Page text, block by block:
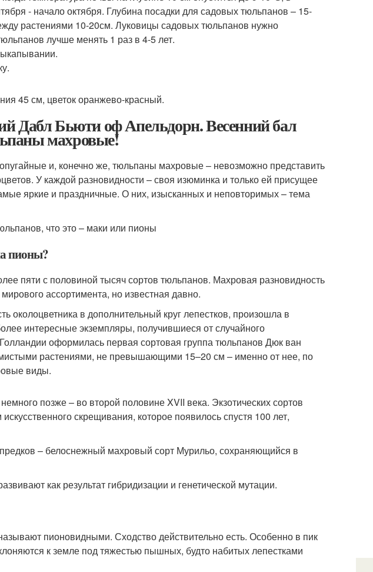
- начало октября. Глубина посадки для садовых тюльпанов – 15-
растениями 10-20см. Луковицы садовых тюльпанов нужно
лучше менять 1 раз в 4-5 лет.
45 см, цветок оранжево-красный.
Дабл Бьюти оф Апельдорн. Весенний бал
махровые!
и, конечно же, тюльпаны махровые – невозможно представить
У каждой разновидности – своя изюминка и только ей присущее
яркие и праздничные. О них, изысканных и неповторимых – тема
что это – маки или пионы
пионы?
пяти с половиной тысяч сортов тюльпанов. Махровая разновидность
ассортимента, но известная давно.
околоцветника в дополнительный круг лепестков, произошла в
интересные экземпляры, получившиеся от случайного
оформилась первая сортовая группа тюльпанов Дюк ван
растениями, не превышающими 15–20 см – именно от нее, по
виды.
позже – во второй половине XVII века. Экзотических сортов
скрещивания, которое появилось спустя 100 лет,
– белоснежный махровый сорт Мурильо, сохраняющийся в
как результат гибридизации и генетической мутации.
пионовидными. Сходство действительно есть. Особенно в пик
к земле под тяжестью пышных, будто набитых лепестками